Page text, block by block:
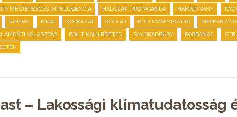
MESTERSÉGES INTELLIGENCIA , HÁLÓZATI PROPAGANDA , HAMISÍTVÁNY ,
, KIHÍVÁS , KÍNAI , KOCKÁZAT , KŐOLAJ , KÜLÜGYMINISZTER ,
VÁLASZTÁS , POLITIKAI HIRDETÉS , RAY BRADBURY , ROBBANÁS ,
– Lakossági klímatudatosság